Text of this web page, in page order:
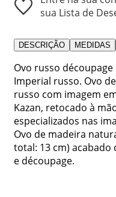
sua Lista de
DESCRIÇÃO MEDIDAS
Ovo russo
Imperial russo. Ovo
russo com imagem
Kazan, retocado à
especializados nas
Ovo de madeira
total: 13 cm)
e découpage.